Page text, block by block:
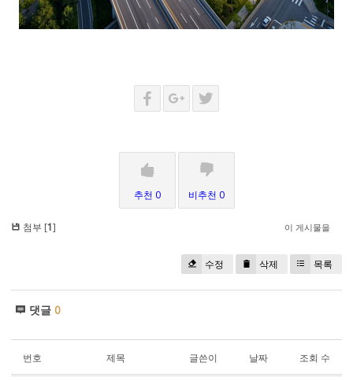
추천 0 비추천 0
첨부 [1] 이 게시물을
수정 삭제 목록
댓글 0
번호 제목 글쓴이 날짜 조회 수